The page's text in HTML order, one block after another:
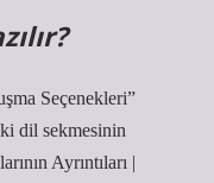
Seçenekleri”
dil sekmesinin
Ayrıntıları |